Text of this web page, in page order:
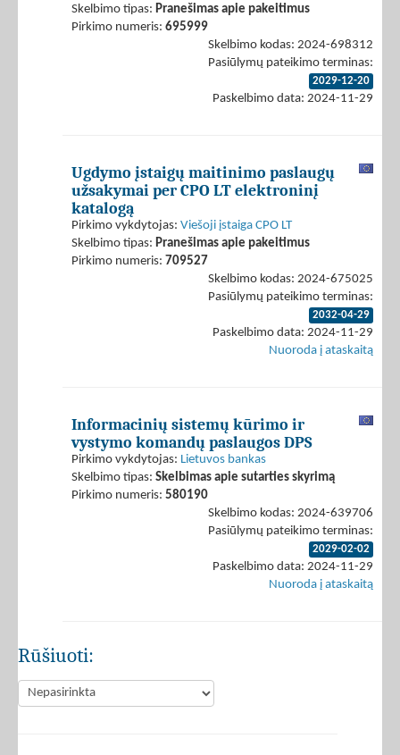
Skelbimo tipas: Pranešimas apie pakeitimus
Pirkimo numeris: 695999
Skelbimo kodas: 2024-698312
Pasiūlymų pateikimo terminas:
2029-12-20
Paskelbimo data: 2024-11-29
Ugdymo įstaigų maitinimo paslaugų
užsakymai per CPO LT elektroninį
katalogą
Pirkimo vykdytojas: Viešoji įstaiga CPO LT
Skelbimo tipas: Pranešimas apie pakeitimus
Pirkimo numeris: 709527
Skelbimo kodas: 2024-675025
Pasiūlymų pateikimo terminas:
2032-04-29
Paskelbimo data: 2024-11-29
Nuoroda į ataskaitą
Informacinių sistemų kūrimo ir
vystymo komandų paslaugos DPS
Pirkimo vykdytojas: Lietuvos bankas
Skelbimo tipas: Skelbimas apie sutarties skyrimą
Pirkimo numeris: 580190
Skelbimo kodas: 2024-639706
Pasiūlymų pateikimo terminas:
2029-02-02
Paskelbimo data: 2024-11-29
Nuoroda į ataskaitą
Rūšiuoti: